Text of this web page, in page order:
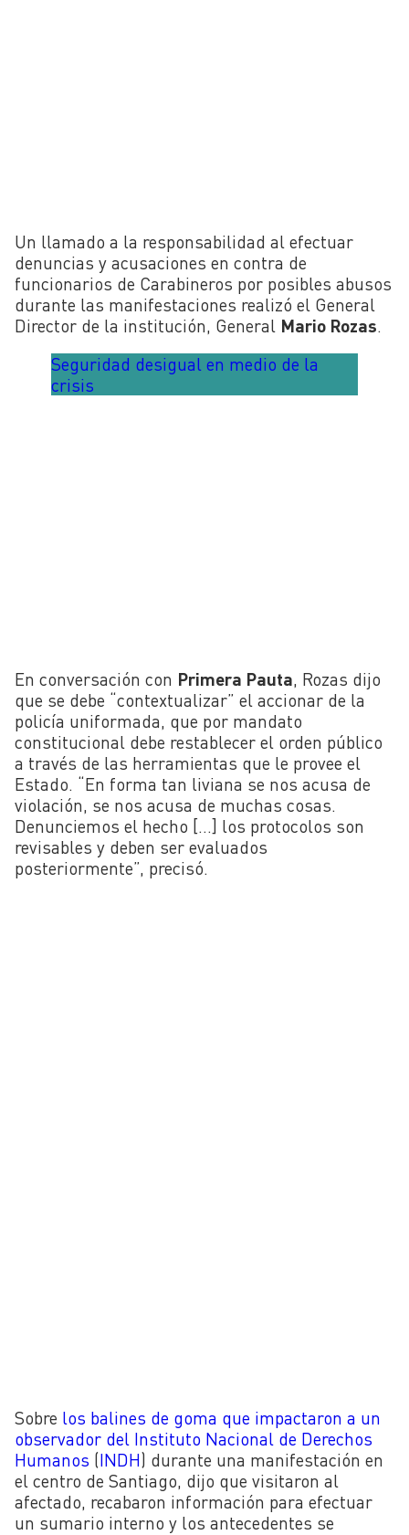
Un llamado a la responsabilidad al efectuar
denuncias y acusaciones en contra de
funcionarios de Carabineros por posibles abusos
durante las manifestaciones realizó el General
Director de la institución, General Mario Rozas
Seguridad desigual en medio de la
crisis
En conversación con Primera Pauta, Rozas dijo
que se debe “contextualizar” el accionar de la
policía uniformada, que por mandato
constitucional debe restablecer el orden público
a través de las herramientas que le provee el
Estado. “En forma tan liviana se nos acusa de
violación, se nos acusa de muchas cosas.
Denunciemos el hecho […] los protocolos son
revisables y deben ser evaluados
posteriormente”, precisó.
Sobre los balines de goma que impactaron a un
observador del Instituto Nacional de Derechos
Humanos (INDH) durante una manifestación en
el centro de Santiago, dijo que visitaron al
afectado, recabaron información para efectuar
un sumario interno y los antecedentes se